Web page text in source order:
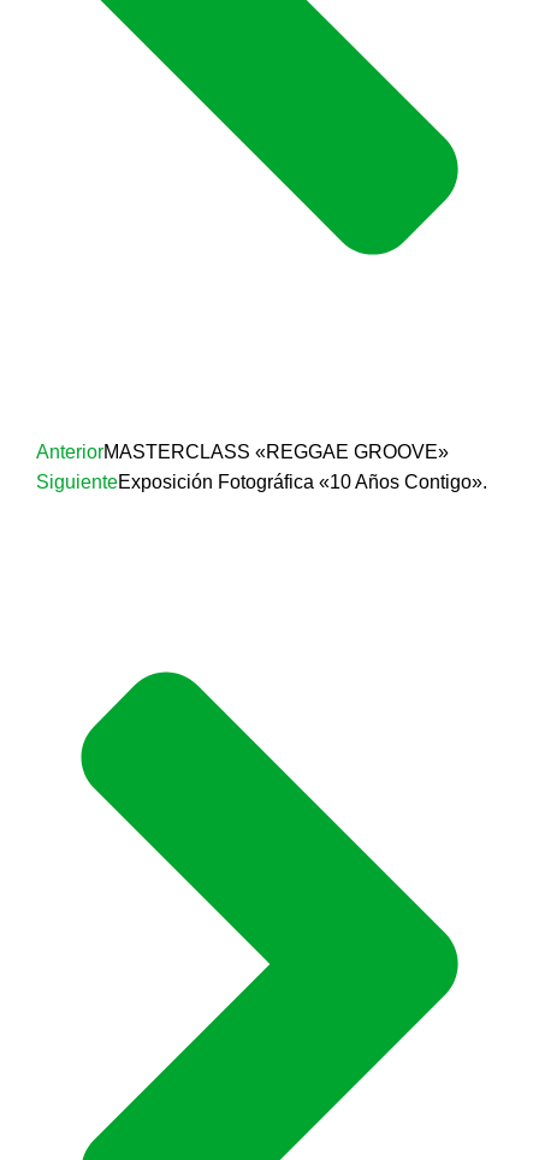
AnteriorMASTERCLASS «REGGAE GROOVE»
SiguienteExposición Fotográfica «10 Años Contigo».